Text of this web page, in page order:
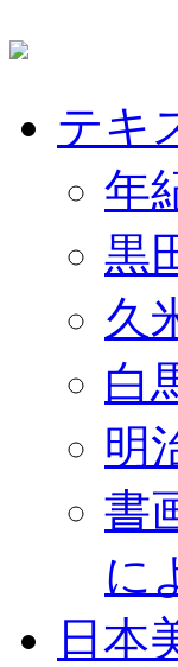
テキ
年
黒
久
白
明
書
に
日本